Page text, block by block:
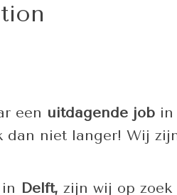
een uitdagende job in
dan niet langer! Wij
Delft, zijn wij op zoek